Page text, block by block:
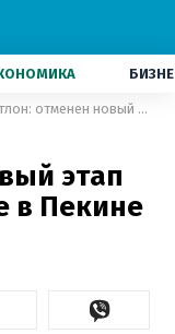
Биатлон: отменен новый этап Кубка мира на трассе в Пекине
этап
в Пекине